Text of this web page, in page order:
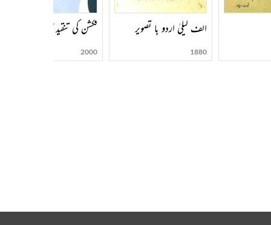
الف لیلیٰ اردو با تصویر
1880
فکشن کی تنقید کا المیہ
2000